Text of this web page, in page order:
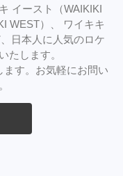
イースト（WAIKIKI
WEST）、 ワイキキ
日本人に人気のロケ
たします。
す。お気軽にお問い